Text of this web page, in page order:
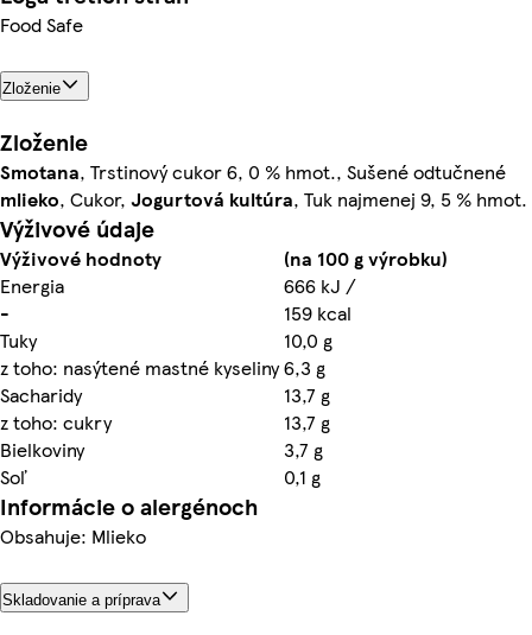
Food Safe
Zloženie
Zloženie
Smotana, Trstinový cukor 6, 0 % hmot., Sušené odtučnené
mlieko, Cukor, Jogurtová kultúra, Tuk najmenej 9, 5 % hmot.
Výživové údaje
Výživové hodnoty
(na 100 g výrobku)
Energia
666 kJ /
-
159 kcal
Tuky
10,0 g
z toho: nasýtené mastné kyseliny6,3 g
Sacharidy
13,7 g
z toho: cukry
13,7 g
Bielkoviny
3,7 g
Soľ
0,1 g
Informácie o alergénoch
Obsahuje: Mlieko
Skladovanie a príprava